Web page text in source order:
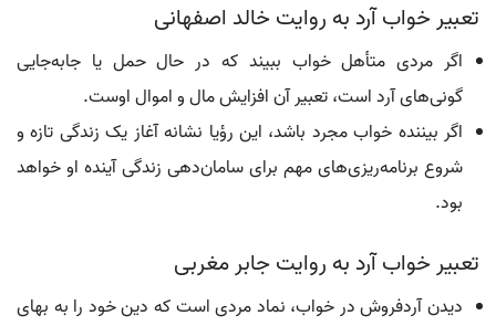
تعبیر خواب آرد به روایت خالد اصفهانی
اگر مردی متأهل خواب ببیند که در حال حمل یا جابه‌جایی
گونی‌های آرد است، تعبیر آن افزایش مال و اموال اوست.
اگر بیننده خواب مجرد باشد، این رؤیا نشانه آغاز یک زندگی تازه و
شروع برنامه‌ریزی‌های مهم برای سامان‌دهی زندگی آینده او خواهد
بود.
تعبیر خواب آرد به روایت جابر مغربی
دیدن آردفروش در خواب، نماد مردی است که دین خود را به بهای